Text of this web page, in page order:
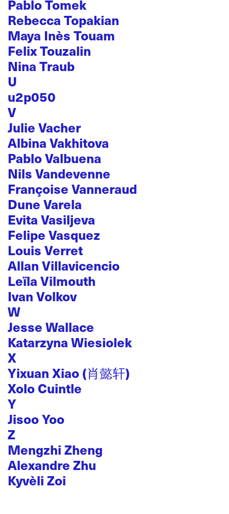
Pablo Tomek
Rebecca Topakian
Maya Inès Touam
Felix Touzalin
Nina Traub
U
u2p050
V
Julie Vacher
Albina Vakhitova
Pablo Valbuena
Nils Vandevenne
Françoise Vanneraud
Dune Varela
Evita Vasiljeva
Felipe Vasquez
Louis Verret
Allan Villavicencio
Leïla Vilmouth
Ivan Volkov
W
Jesse Wallace
Katarzyna Wiesiolek
X
Yixuan Xiao (肖懿轩)
Xolo Cuintle
Y
Jisoo Yoo
Z
Mengzhi Zheng
Alexandre Zhu
Kyvèli Zoi